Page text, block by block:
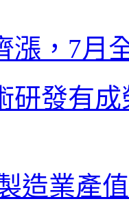
， 7月
研發有成
造業產